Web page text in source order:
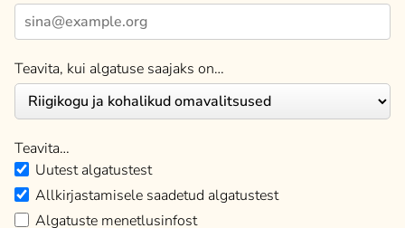
Teavita, kui algatuse saajaks on…
Teavita…
Uutest algatustest
Allkirjastamisele saadetud algatustest
Algatuste menetlusinfost